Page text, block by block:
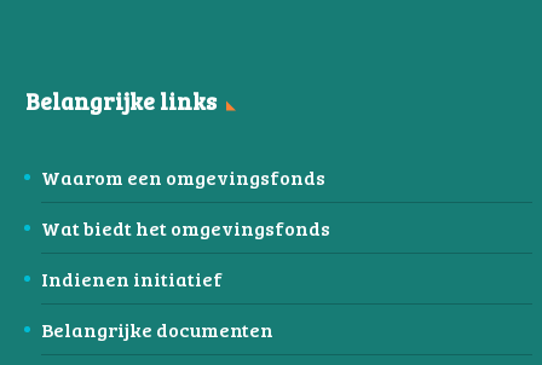
Belangrijke links
Waarom een omgevingsfonds
Wat biedt het omgevingsfonds
Indienen initiatief
Belangrijke documenten